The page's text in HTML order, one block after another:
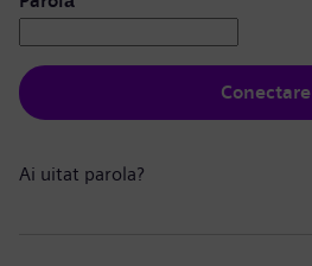
Conectare
Ai uitat parola?